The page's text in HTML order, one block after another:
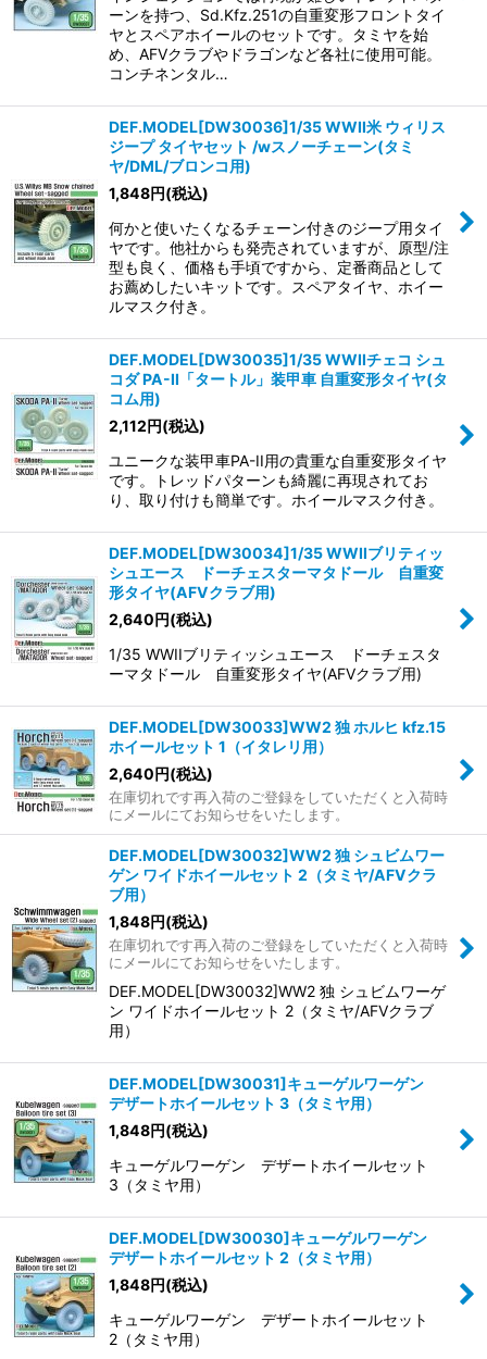
ーンを持つ、Sd.Kfz.251の自重変形フロントタイ
ヤとスペアホイールのセットです。タミヤを始
め、AFVクラブやドラゴンなど各社に使用可能。
コンチネンタル…
DEF.MODEL[DW30036]1/35 WWII米 ウィリス
ジープ タイヤセット /wスノーチェーン(タミ
ヤ/DML/ブロンコ用)
1,848円(税込)
何かと使いたくなるチェーン付きのジープ用タイ
ヤです。他社からも発売されていますが、原型/注
型も良く、価格も手頃ですから、定番商品として
お薦めしたいキットです。スペアタイヤ、ホイー
ルマスク付き。
DEF.MODEL[DW30035]1/35 WWIIチェコ シュ
コダ PA-II「タートル」装甲車 自重変形タイヤ(タ
コム用)
2,112円(税込)
ユニークな装甲車PA-II用の貴重な自重変形タイヤ
です。トレッドパターンも綺麗に再現されてお
り、取り付けも簡単です。ホイールマスク付き。
DEF.MODEL[DW30034]1/35 WWIIブリティッ
シュエース ドーチェスターマタドール 自重変
形タイヤ(AFVクラブ用)
2,640円(税込)
1/35 WWIIブリティッシュエース ドーチェスタ
ーマタドール 自重変形タイヤ(AFVクラブ用)
DEF.MODEL[DW30033]WW2 独 ホルヒ kfz.15
ホイールセット 1（イタレリ用）
2,640円(税込)
在庫切れです再入荷のご登録をしていただくと入荷時
にメールにてお知らせをいたします。
DEF.MODEL[DW30032]WW2 独 シュビムワー
ゲン ワイドホイールセット 2（タミヤ/AFVクラ
ブ用）
1,848円(税込)
在庫切れです再入荷のご登録をしていただくと入荷時
にメールにてお知らせをいたします。
DEF.MODEL[DW30032]WW2 独 シュビムワーゲ
ン ワイドホイールセット 2（タミヤ/AFVクラブ
用）
DEF.MODEL[DW30031]キューゲルワーゲン
デザートホイールセット 3（タミヤ用）
1,848円(税込)
キューゲルワーゲン デザートホイールセット
3（タミヤ用）
DEF.MODEL[DW30030]キューゲルワーゲン
デザートホイールセット 2（タミヤ用）
1,848円(税込)
キューゲルワーゲン デザートホイールセット
2（タミヤ用）